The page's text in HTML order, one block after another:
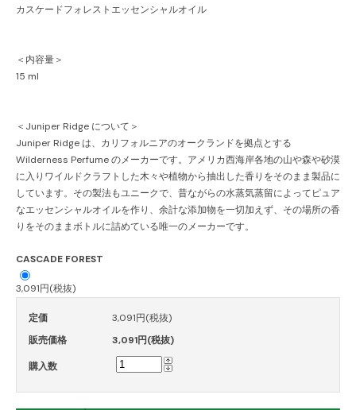
カスケードフォレストエッセンシャルオイル
＜内容量＞
15 ml
＜Juniper Ridge について＞
Juniper Ridge は、カリフォルニアのオークランドを拠点とする
Wilderness Perfume のメーカーです。アメリカ西海岸各地の山や森や砂漠
に入りワイルドクラフトした木々や植物から抽出した香りをそのまま製品に
しています。その製法もユニークで、昔ながらの水蒸気蒸留によってピュア
なエッセンシャルオイルを作り、余計な添加物を一切加えず、その場所の香
りをそのままボトルに詰めている唯一のメーカーです。
CASCADE FOREST
3,091円(税抜)
定価
3,091円(税抜)
販売価格
3,091円(税抜)
購入数